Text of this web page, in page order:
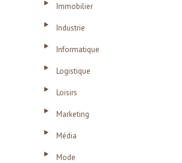
Immobilier
Industrie
Informatique
Logistique
Loisirs
Marketing
Média
Mode